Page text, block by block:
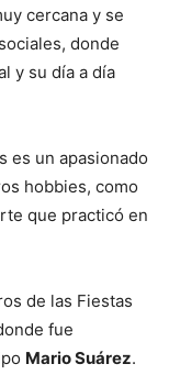
cercana y se
donde
y su día a día
es un apasionado
hobbies, como
que practicó en
de las Fiestas
fue
Mario Suárez.